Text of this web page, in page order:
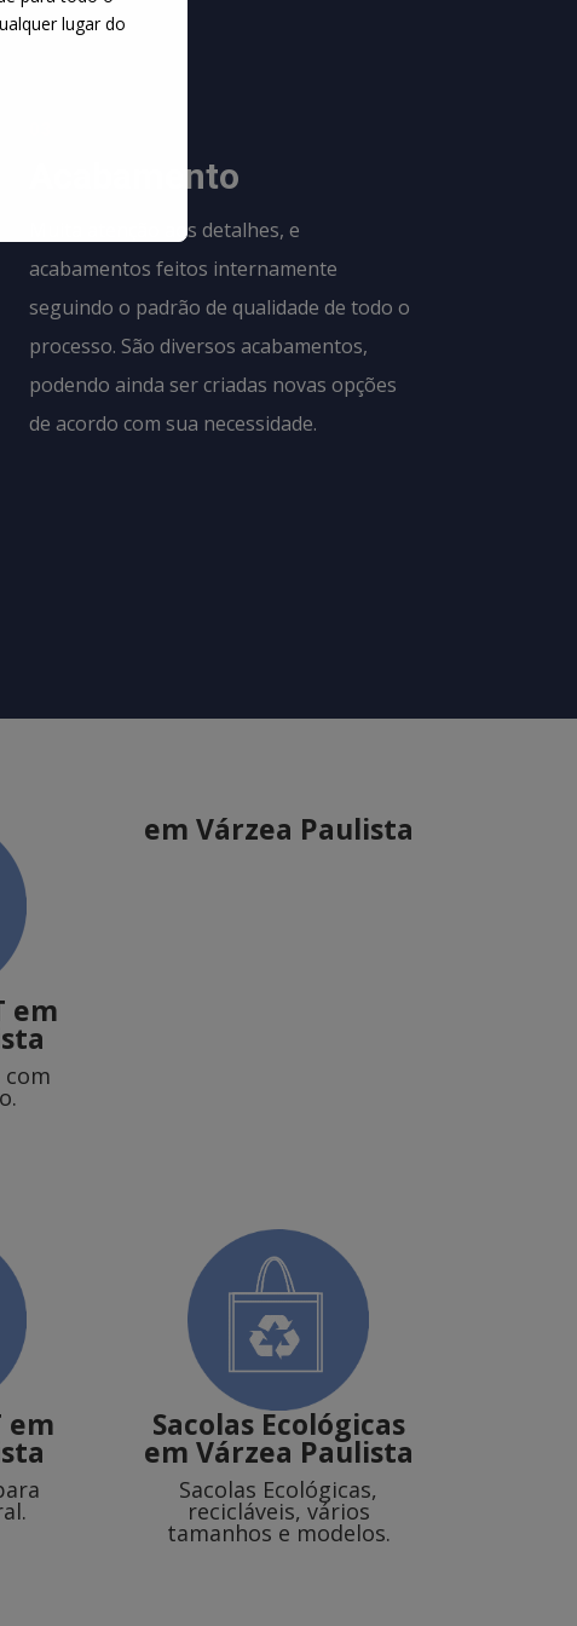
Acabamento
Muita atenção aos detalhes, e
acabamentos feitos internamente
seguindo o padrão de qualidade de todo o
processo. São diversos acabamentos,
podendo ainda ser criadas novas opções
de acordo com sua necessidade.
em
com
em Várzea Paulista
em Sacolas Ecológicas
em Várzea Paulista
Sacolas Ecológicas,
recicláveis, vários
tamanhos e modelos.
lugar do